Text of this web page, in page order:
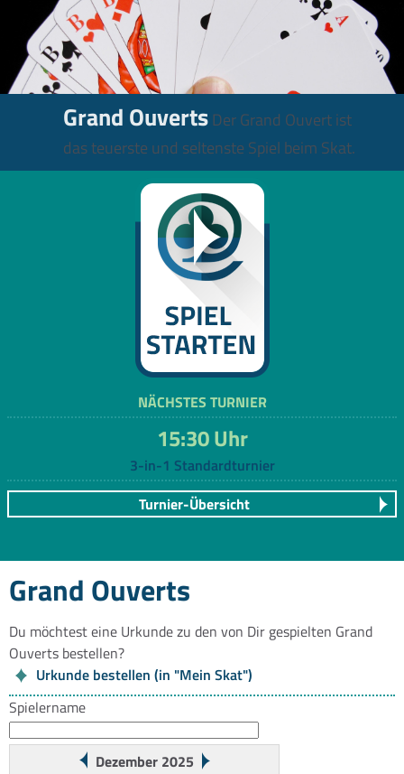
Grand OuvertsDer Grand Ouvert ist
das teuerste und seltenste Spiel beim Skat.
NÄCHSTES TURNIER
15:30 Uhr
3-in-1 Standardturnier
Turnier-Übersicht
Grand Ouverts
Du möchtest eine Urkunde zu den von Dir gespielten Grand
Ouverts bestellen?
Urkunde bestellen (in "Mein Skat")
Spielername
Dezember 2025